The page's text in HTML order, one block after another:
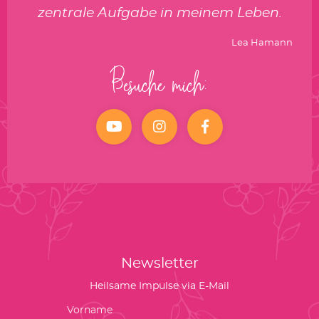
zentrale Aufgabe in meinem Leben.
Lea Hamann
Besuche mich:
YouTube Instagramfacebook
Newsletter
Heilsame Impulse via E-Mail